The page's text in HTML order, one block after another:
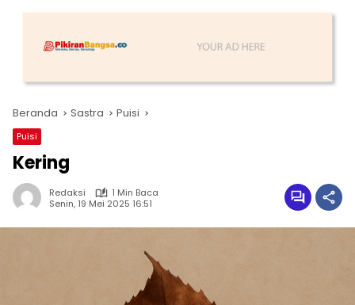
Beranda Sastra Puisi
Puisi
Kering
Redaksi
1 Min Baca
Senin, 19 Mei 2025 16:51